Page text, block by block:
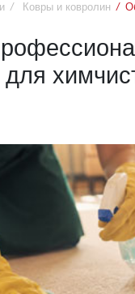
/ Ковры и ковролин /
для